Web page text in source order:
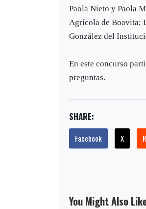
Paola Nieto y Paola
Agrícola de Boavita;
González del
En este concurso
preguntas.
SHARE:
Facebook X
You Might Also